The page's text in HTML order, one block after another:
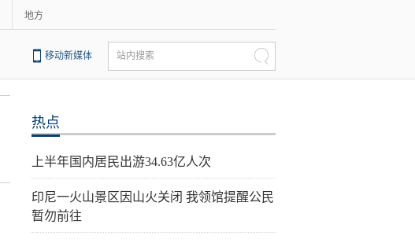
地方
移动新媒体 站内搜索
热点
上半年国内居民出游34.63亿人次
印尼一火山景区因山火关闭 我领馆提醒公民
暂勿前往